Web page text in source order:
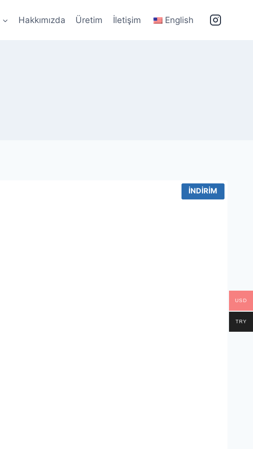
Hakkımızda Üretim İletişim English
İNDIRIM
İNDIRIM
İNDIRIM
USD
TRY